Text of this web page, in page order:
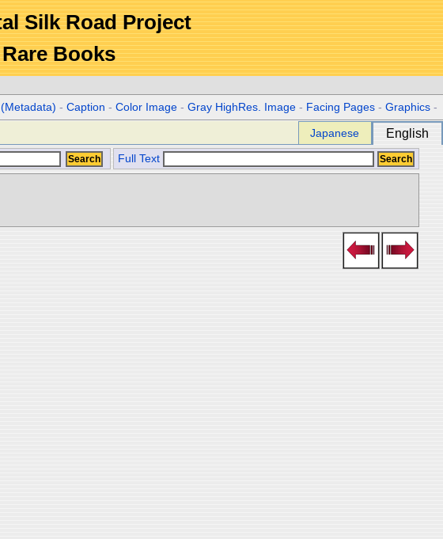
Silk Road Project
Books
-Caption -Color Image -Gray HighRes. Image - Facing Pages -Graphics -
Japanese English
Full Text